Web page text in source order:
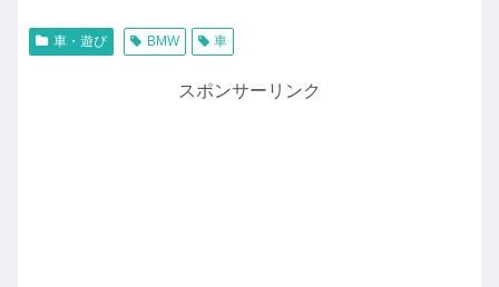
車・遊び BMW 車
スポンサーリンク